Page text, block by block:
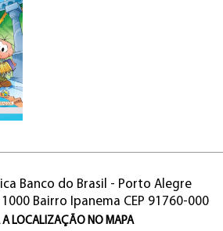
Banco do Brasil - Porto Alegre
Bairro Ipanema CEP 91760-000
A LOCALIZAÇÃO NO MAPA